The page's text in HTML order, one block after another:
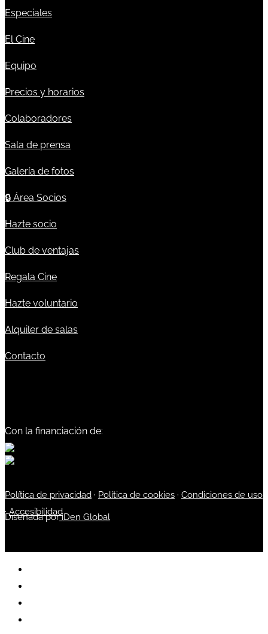
Especiales
El Cine
Equipo
Precios y horarios
Colaboradores
Sala de prensa
Galería de fotos
🔒 Área Socios
Hazte socio
Club de ventajas
Regala Cine
Hazte voluntario
Alquiler de salas
Contacto
Con la financiación de:
Política de privacidad · Política de cookies · Condiciones de uso
·Accesibilidad
Diseñada poriDen Global